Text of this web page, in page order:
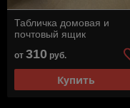
Табличка домовая и
почтовый ящик
от 310 руб.
Купить